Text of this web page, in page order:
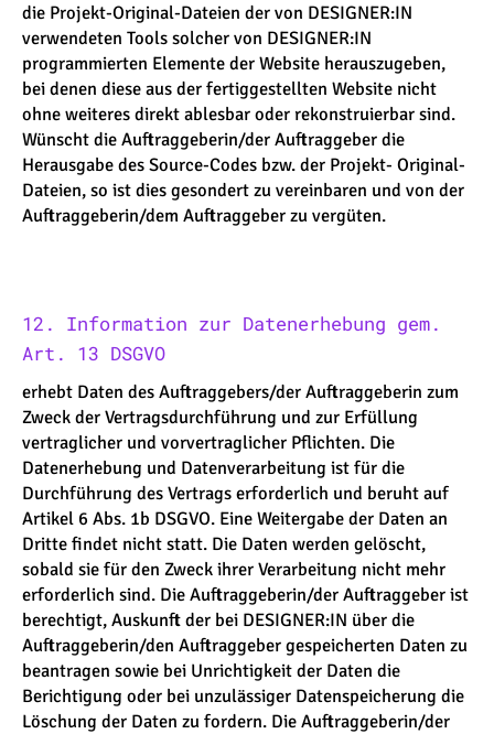
die Projekt-Original-Dateien der von DESIGNER:IN
verwendeten Tools solcher von DESIGNER:IN
programmierten Elemente der Website herauszugeben,
bei denen diese aus der fertiggestellten Website nicht
ohne weiteres direkt ablesbar oder rekonstruierbar sind.
Wünscht die Auftraggeberin/der Auftraggeber die
Herausgabe des Source-Codes bzw. der Projekt- Original-
Dateien, so ist dies gesondert zu vereinbaren und von der
Auftraggeberin/dem Auftraggeber zu vergüten.
12. Information zur Datenerhebung gem.
Art. 13 DSGVO
erhebt Daten des Auftraggebers/der Auftraggeberin zum
Zweck der Vertragsdurchführung und zur Erfüllung
vertraglicher und vorvertraglicher Pflichten. Die
Datenerhebung und Datenverarbeitung ist für die
Durchführung des Vertrags erforderlich und beruht auf
Artikel 6 Abs. 1b DSGVO. Eine Weitergabe der Daten an
Dritte findet nicht statt. Die Daten werden gelöscht,
sobald sie für den Zweck ihrer Verarbeitung nicht mehr
erforderlich sind. Die Auftraggeberin/der Auftraggeber ist
berechtigt, Auskunft der bei DESIGNER:IN über die
Auftraggeberin/den Auftraggeber gespeicherten Daten zu
beantragen sowie bei Unrichtigkeit der Daten die
Berichtigung oder bei unzulässiger Datenspeicherung die
Löschung der Daten zu fordern. Die Auftraggeberin/der